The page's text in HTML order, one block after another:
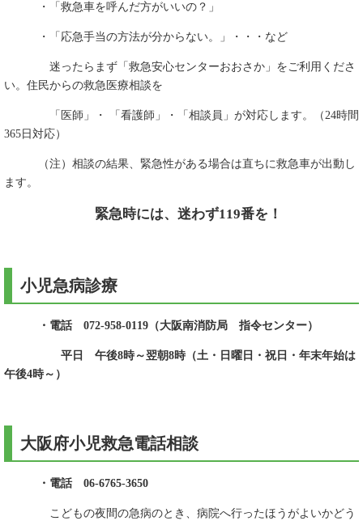
・「救急車を呼んだ方がいいの？」
・「応急手当の方法が分からない。」・・・など
迷ったらまず「救急安心センターおおさか」をご利用くださ
い。住民からの救急医療相談を
「医師」・ 「看護師」・「相談員」が対応します。（24時間
365日対応）
（注）相談の結果、緊急性がある場合は直ちに救急車が出動し
ます。
緊急時には、迷わず119番を！
小児急病診療
・電話 072‐958‐0119（大阪南消防局 指令センター）
平日 午後8時～翌朝8時（土・日曜日・祝日・年末年始は
午後4時～）
大阪府小児救急電話相談
・電話 06‐6765‐3650
こどもの夜間の急病のとき、病院へ行ったほうがよいかどう